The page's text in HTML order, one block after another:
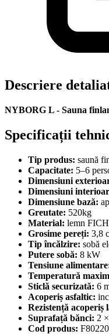
Descriere
NYBORG L - Sauna
Specificații
Tip produs: saună
Capacitate: 5–6
Dimensiuni
Dimensiuni
Dimensiune bază:
Greutate: 520kg
Material: lemn
Grosime pereți: 3,8
Tip încălzire: sobă
Putere sobă: 8 kW
Tensiune
Temperatură
Sticlă securizată: 6
Acoperiș asfaltic:
Rezistență acoperiș
Suprafață bănci: 2
Cod produs: F80220